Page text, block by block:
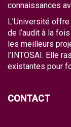
connaissances
L’Université
de l’audit à la
les meilleurs
l’INTOSAI. Elle
existantes pour
CONTACT